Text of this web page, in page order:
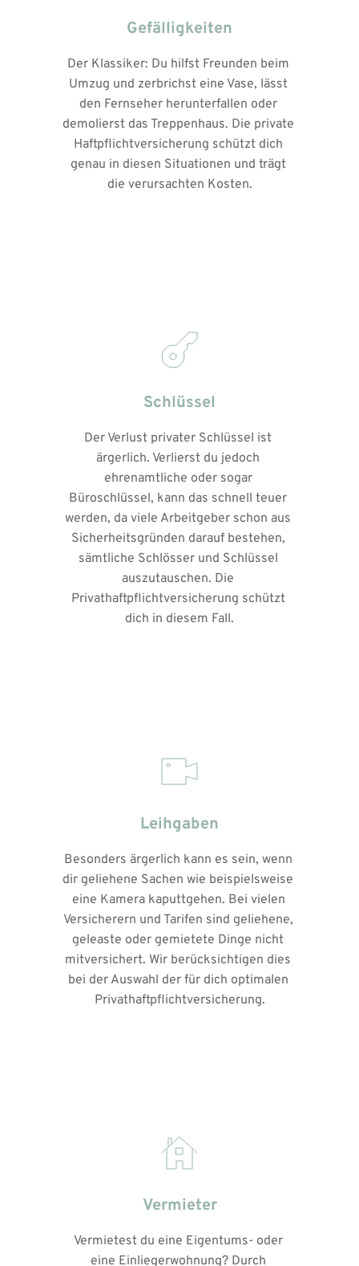
Gefälligkeiten
Der Klassiker: Du hilfst Freunden beim
Umzug und zerbrichst eine Vase, lässt
den Fernseher herunterfallen oder
demolierst das Treppenhaus. Die private
Haftpflichtversicherung schützt dich
genau in diesen Situationen und trägt
die verursachten Kosten.
Schlüssel
Der Verlust privater Schlüssel ist
ärgerlich. Verlierst du jedoch
ehrenamtliche oder sogar
Büroschlüssel, kann das schnell teuer
werden, da viele Arbeitgeber schon aus
Sicherheitsgründen darauf bestehen,
sämtliche Schlösser und Schlüssel
auszutauschen. Die
Privathaftpflichtversicherung schützt
dich in diesem Fall.
Leihgaben
Besonders ärgerlich kann es sein, wenn
dir geliehene Sachen wie beispielsweise
eine Kamera kaputtgehen. Bei vielen
Versicherern und Tarifen sind geliehene,
geleaste oder gemietete Dinge nicht
mitversichert. Wir berücksichtigen dies
bei der Auswahl der für dich optimalen
Privathaftpflichtversicherung.
Vermieter
Vermietest du eine Eigentums- oder
eine Einliegerwohnung? Durch